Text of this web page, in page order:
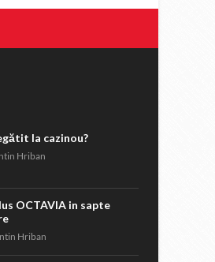
la cazinou?
Hriban
OCTAVIA in sapte
Hriban